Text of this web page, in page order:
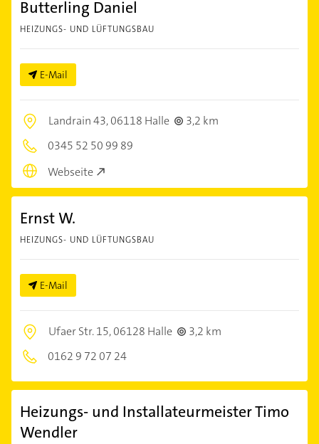
Butterling Daniel
HEIZUNGS- UND LÜFTUNGSBAU
E-Mail
Landrain 43,06118 Halle
3,2 km
0345 52 50 99 89
Webseite
Ernst W.
HEIZUNGS- UND LÜFTUNGSBAU
E-Mail
Ufaer Str. 15,06128 Halle
3,2 km
0162 9 72 07 24
Heizungs- und Installateurmeister Timo
Wendler